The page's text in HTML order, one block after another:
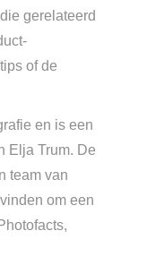
gerelateerd
of de
en is een
Elja Trum. De
team van
om een